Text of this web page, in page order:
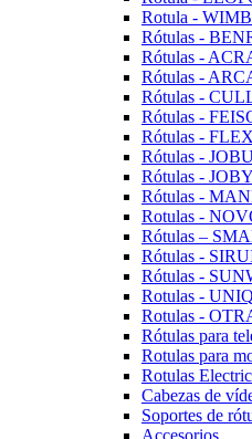
Rotula -
Rótulas -
Rótulas -
Rótulas -
Rótulas -
Rótulas -
Rótulas -
Rótulas -
Rótulas - JOBY
Rótulas -
Rotulas -
Rótulas –
Rótulas -
Rótulas -
Rotulas -
Rotulas -
Rótulas para
Rotulas para
Rotulas
Cabezas de
Soportes de
Accesorios